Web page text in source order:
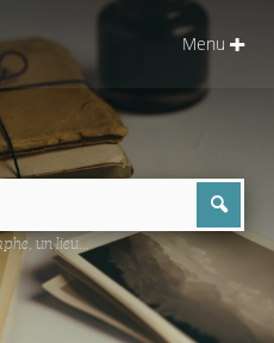
Menu
un lieu...